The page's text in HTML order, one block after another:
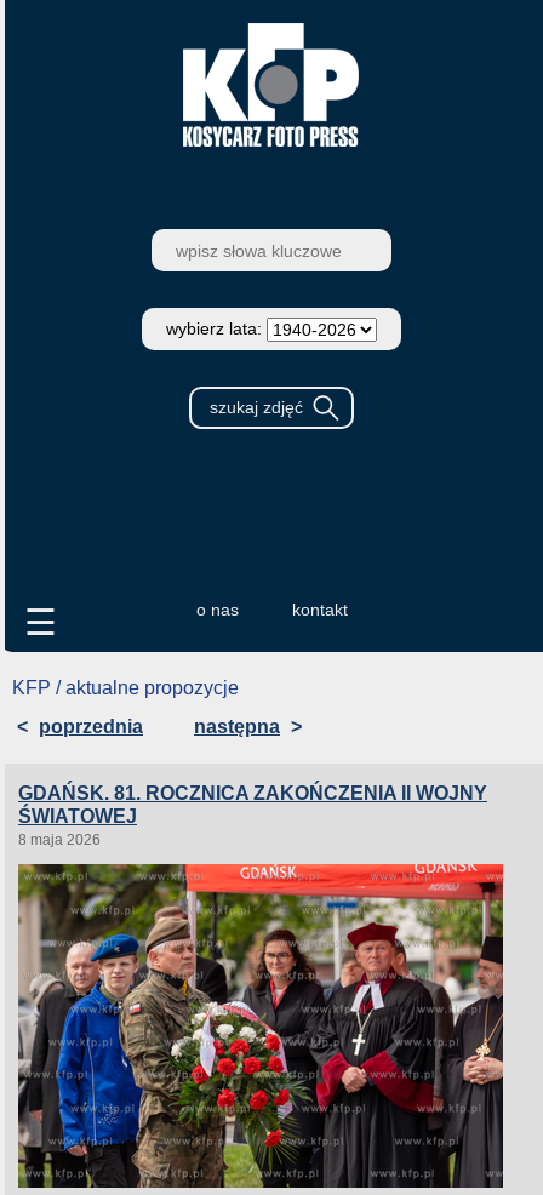
wybierz lata:
o nas kontakt
☰
KFP / aktualne propozycje
< poprzednia następna >
GDAŃSK. 81. ROCZNICA ZAKOŃCZENIA II WOJNY
ŚWIATOWEJ
8 maja 2026